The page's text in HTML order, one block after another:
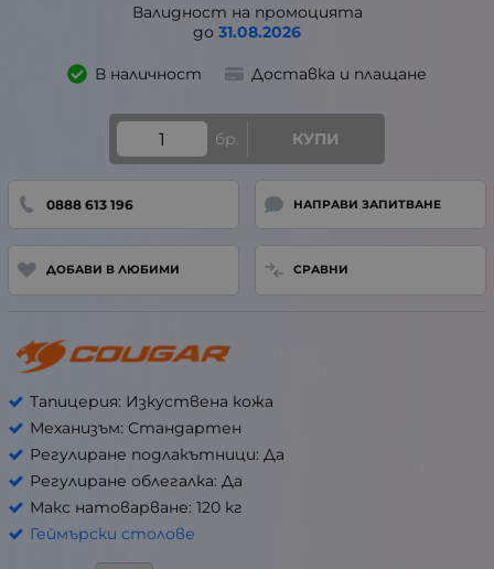
Валидност на промоцията
до 31.08.2026
В наличност Доставка и плащане
бр. КУПИ
0888 613 196 НАПРАВИ ЗАПИТВАНЕ
ДОБАВИ В ЛЮБИМИ СРАВНИ
Тапицерия: Изкуствена кожа
Механизъм: Стандартен
Регулиране подлакътници: Да
Регулиране облегалка: Да
Макс натоварване: 120 кг
Геймърски столове